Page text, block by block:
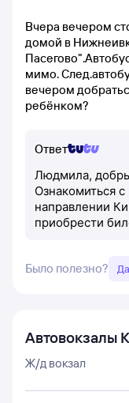
Вчера вечером
домой в
мимо.
вечером
ребёнком?
Ответ
Людмила,
Ознакомиться
направлении
приобрести
Было полезно?
Автовокзалы
Ж/д вокзал